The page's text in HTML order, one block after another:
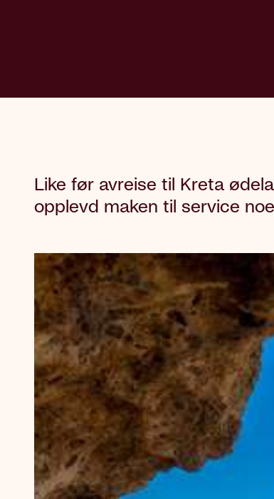
Like før avreise til Kreta
opplevd maken til service